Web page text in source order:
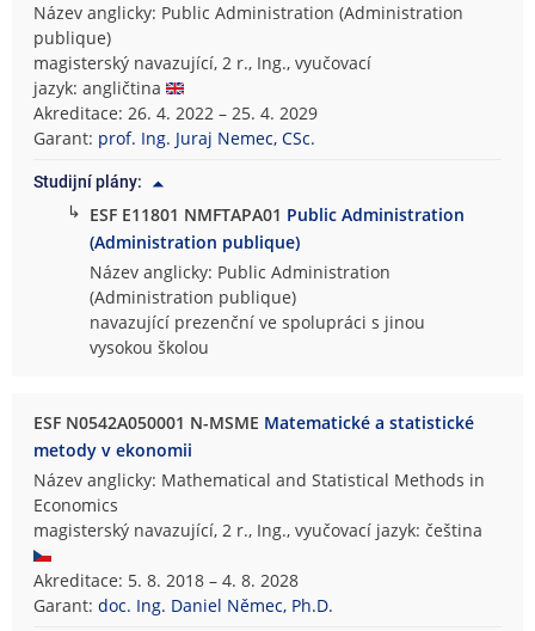
Název anglicky: Public Administration (Administration
publique)
magisterský navazující, 2 r., Ing., vyučovací
jazyk: angličtina
Akreditace: 26. 4. 2022 – 25. 4. 2029
Garant: prof. Ing. Juraj Nemec, CSc.
Studijní plány:
↳ ESF E11801 NMFTAPA01 Public Administration
(Administration publique)
Název anglicky: Public Administration
(Administration publique)
navazující prezenční ve spolupráci s jinou
vysokou školou
ESF N0542A050001 N-MSME Matematické a statistické
metody v ekonomii
Název anglicky: Mathematical and Statistical Methods in
Economics
magisterský navazující, 2 r., Ing., vyučovací jazyk: čeština
Akreditace: 5. 8. 2018 – 4. 8. 2028
Garant:doc. Ing. Daniel Němec, Ph.D.